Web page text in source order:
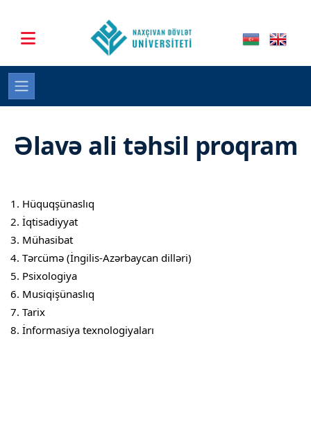
Əlavə ali təhsil proqram
Hüquqşünaslıq
İqtisadiyyat
Mühasibat
Tərcümə (İngilis-Azərbaycan dilləri)
Psixologiya
Musiqişünaslıq
Tarix
İnformasiya texnologiyaları